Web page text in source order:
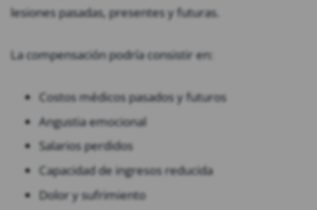
lesiones pasadas, presentes y futuras.
La compensación podría consistir en:
Costos médicos pasados y futuros
Angustia emocional
Salarios perdidos
Capacidad de ingresos reducida
Dolor y sufrimiento